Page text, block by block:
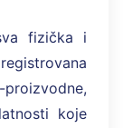
fizička i
koje